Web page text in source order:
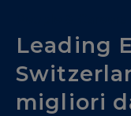
Leading
migliori